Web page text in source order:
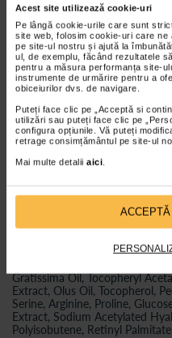
Acest site utilizează cookie-uri
Pe lângă cookie-urile care sunt
site web, folosim cookie-uri care
pe site-ul nostru și ajută la
ul, de exemplu, făcând rezultatele
pentru a măsura performanța site-
instrumente de urmărire pentru a
obiceiurilor dvs. de navigare.
Puteți face clic pe „Acceptă si
utilizări sau puteți face clic pe
configura opțiunile. Vă puteți
retrage consimțământul pe site-ul
Mai multe detalii aici
Riduri vizibil atenuate;
Acidul hialuronic Ultrafiller
Textura de crema usoara,
Testat dermatologic;
ActiuneAntirid, Ingrijire ten,
Varsta30+, 35+, 45+, 55+;
Tip tenDeshidratat, Uscat.
Regeneranta de Noapte:
Aqua, Sucrose Polystearate,
Propanediol, Cetearyl
Parkii Butter, Glyceryl
Hydroxyproline,
Gratissima Oil, Tocopheryl
Extract, Olus Oil, Tocopherol,
Serine, Arginine, Proline,
Extract, Sodium Acetylated
Polyisobutene, Retinyl